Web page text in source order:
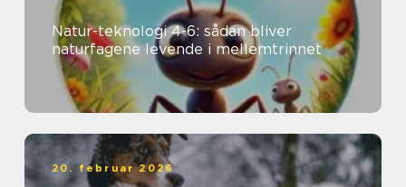
Natur-teknologi 4-6: sådan bliver
naturfagene levende i mellemtrinnet
20. februar 2026